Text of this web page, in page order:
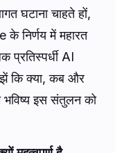
घटाना चाहते हों,
निर्णय में महारत
AI
कि क्या, कब और
इस संतुलन को